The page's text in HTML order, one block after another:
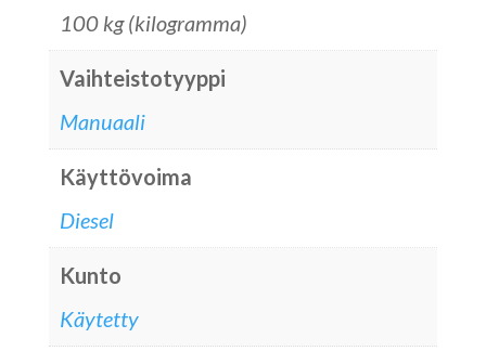
100 kg (kilogramma)
Vaihteistotyyppi
Manuaali
Käyttövoima
Diesel
Kunto
Käytetty